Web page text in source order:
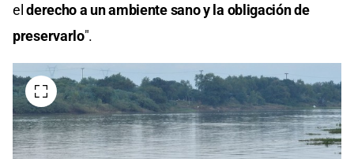
elderecho a un ambiente sano y la obligación de
preservarlo".